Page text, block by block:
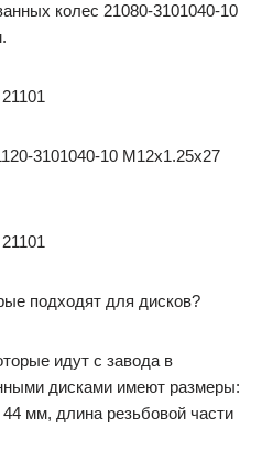
колес 21080-3101040-10
3101040-10 М12х1.25х27
подходят для дисков?
идут с завода в
дисками имеют размеры:
мм, длина резьбовой части